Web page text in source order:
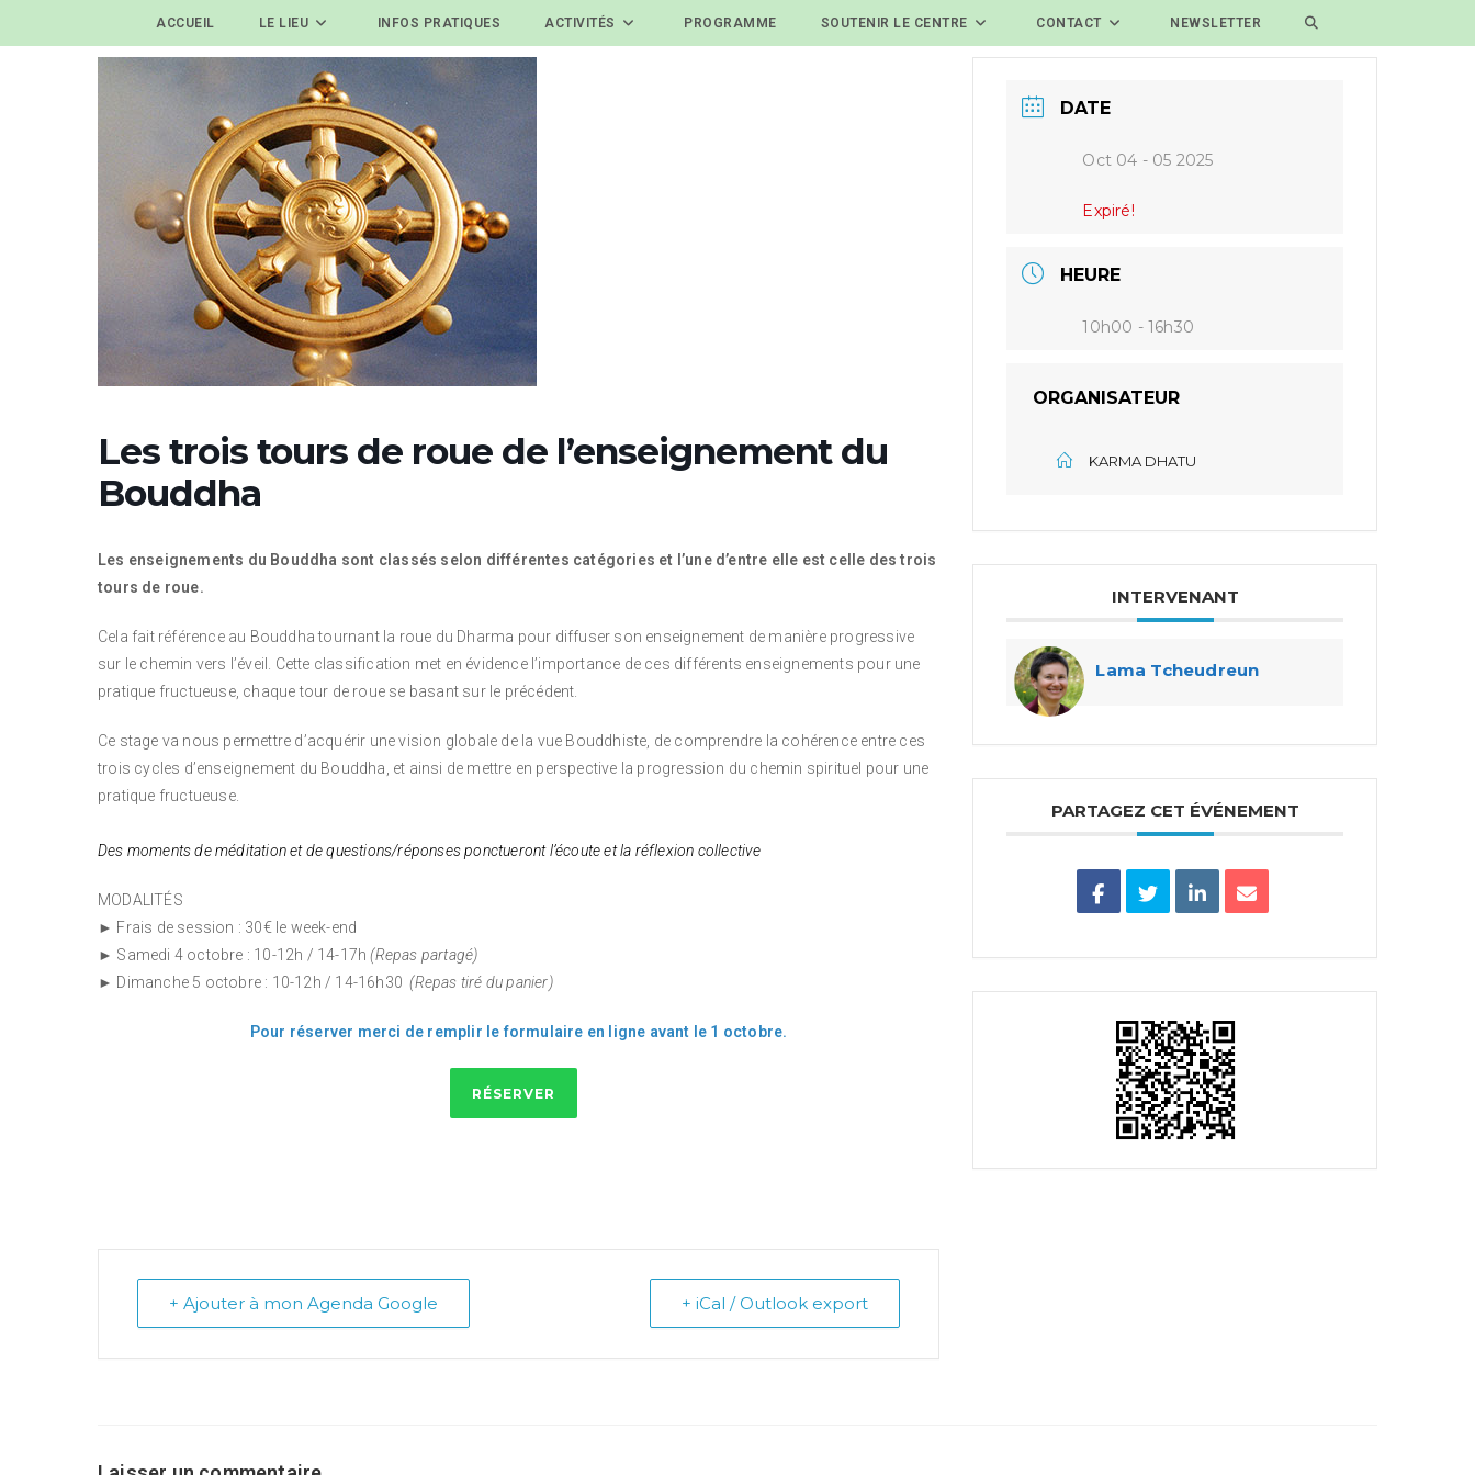
ACCUEIL LE LIEU INFOS PRATIQUES ACTIVITÉS PROGRAMME SOUTENIR LE CENTRE CONTACT NEWSLETTER
Les trois tours de roue de l’enseignement du
Bouddha
Les enseignements du Bouddha sont classés selon différentes catégories et l’une d’entre elle est celle des trois
tours de roue.
Cela fait référence au Bouddha tournant la roue du Dharma pour diffuser son enseignement de manière progressive
sur le chemin vers l’éveil. Cette classification met en évidence l’importance de ces différents enseignements pour une
pratique fructueuse, chaque tour de roue se basant sur le précédent.
Ce stage va nous permettre d’acquérir une vision globale de la vue Bouddhiste, de comprendre la cohérence entre ces
trois cycles d’enseignement du Bouddha, et ainsi de mettre en perspective la progression du chemin spirituel pour une
pratique fructueuse.
Des moments de méditation et de questions/réponses ponctueront l’écoute et la réflexion collective
MODALITÉS
► Frais de session : 30€ le week-end
► Samedi 4 octobre : 10-12h / 14-17h(Repas partagé)
► Dimanche 5 octobre : 10-12h / 14-16h30(Repas tiré du panier)
Pour réserver merci de remplir le formulaire en ligne avant le 1 octobre.
RÉSERVER
+ Ajouter à mon Agenda Google + iCal / Outlook export
DATE
Oct 04 - 05 2025
Expiré!
HEURE
10h00 - 16h30
ORGANISATEUR
KARMA DHATU
INTERVENANT
Lama Tcheudreun
PARTAGEZ CET ÉVÉNEMENT